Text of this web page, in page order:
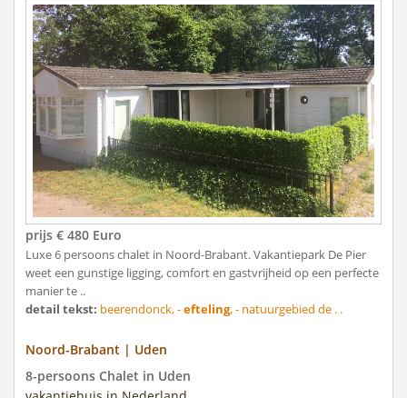
prijs € 480 Euro
Luxe 6 persoons chalet in Noord-Brabant. Vakantiepark De Pier
weet een gunstige ligging, comfort en gastvrijheid op een perfecte
manier te ..
detail tekst: beerendonck, -efteling, - natuurgebied de . .
Noord-Brabant | Uden
8-persoons Chalet in Uden